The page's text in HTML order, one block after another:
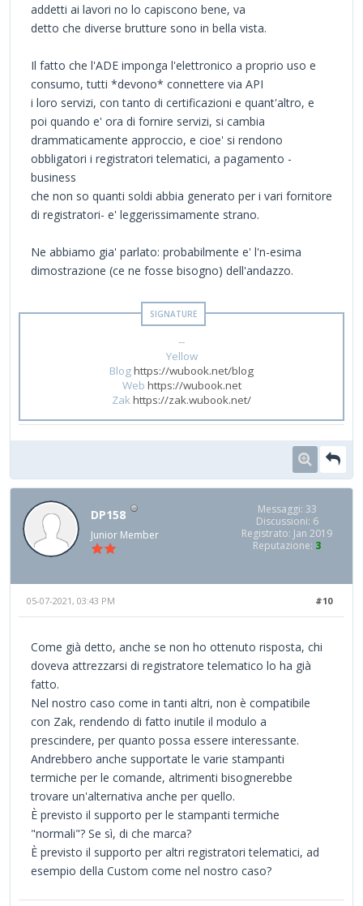
addetti ai lavori no lo capiscono bene, va
detto che diverse brutture sono in bella vista.
Il fatto che l'ADE imponga l'elettronico a proprio uso e
consumo, tutti *devono* connettere via API
i loro servizi, con tanto di certificazioni e quant'altro, e
poi quando e' ora di fornire servizi, si cambia
drammaticamente approccio, e cioe' si rendono
obbligatori i registratori telematici, a pagamento -
business
che non so quanti soldi abbia generato per i vari fornitore
di registratori- e' leggerissimamente strano.
Ne abbiamo gia' parlato: probabilmente e' l'n-esima
dimostrazione (ce ne fosse bisogno) dell'andazzo.
--
Yellow
Bloghttps://wubook.net/blog
Web https://wubook.net
Zakhttps://zak.wubook.net/
DP158
Junior Member
Messaggi: 33
Discussioni: 6
Registrato: Jan 2019
Reputazione: 3
#10
05-07-2021, 03:43 PM
Come già detto, anche se non ho ottenuto risposta, chi
doveva attrezzarsi di registratore telematico lo ha già
fatto.
Nel nostro caso come in tanti altri, non è compatibile
con Zak, rendendo di fatto inutile il modulo a
prescindere, per quanto possa essere interessante.
Andrebbero anche supportate le varie stampanti
termiche per le comande, altrimenti bisognerebbe
trovare un'alternativa anche per quello.
È previsto il supporto per le stampanti termiche
"normali"? Se sì, di che marca?
È previsto il supporto per altri registratori telematici, ad
esempio della Custom come nel nostro caso?